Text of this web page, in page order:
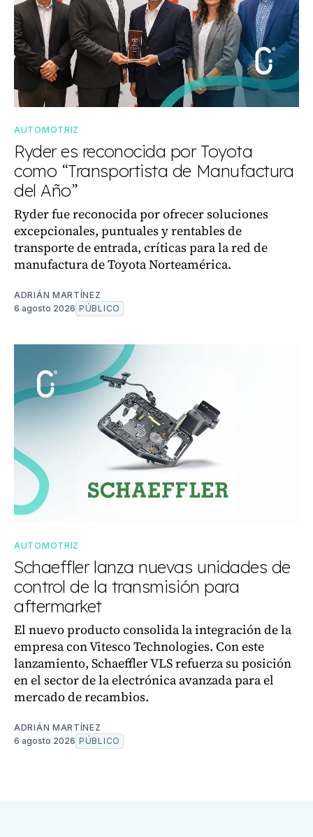
AUTOMOTRIZ
Ryder es reconocida por Toyota
como “Transportista de Manufactura
del Año”
Ryder fue reconocida por ofrecer soluciones
excepcionales, puntuales y rentables de
transporte de entrada, críticas para la red de
manufactura de Toyota Norteamérica.
ADRIÁN MARTÍNEZ
6 agosto 2026 PÚBLICO
AUTOMOTRIZ
Schaeffler lanza nuevas unidades de
control de la transmisión para
aftermarket
El nuevo producto consolida la integración de la
empresa con Vitesco Technologies. Con este
lanzamiento, Schaeffler VLS refuerza su posición
en el sector de la electrónica avanzada para el
mercado de recambios.
ADRIÁN MARTÍNEZ
6 agosto 2026 PÚBLICO